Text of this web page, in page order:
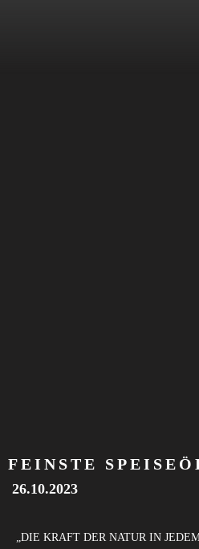
FEINSTE
26.10.2023
„DIE KRAFT DER NATUR IN